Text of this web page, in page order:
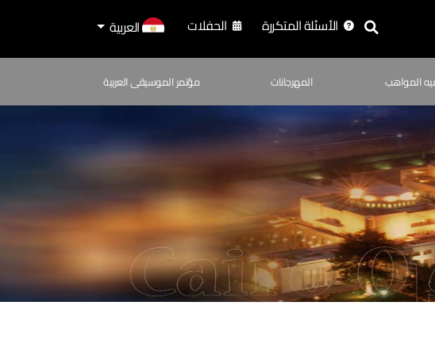
الأسئلة المتكررة الحفلات العربية
المواهب المهرجانات مؤتمر الموسيقى العربية